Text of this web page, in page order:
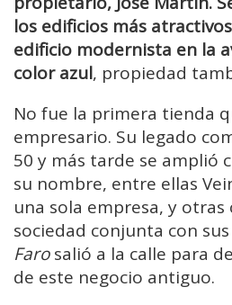
los edificios más
edificio modernista en la
color azul, propiedad
No fue la primera tienda
empresario. Su legado
50 y más tarde se amplió
su nombre, entre ellas
una sola empresa, y
sociedad conjunta con
Farosalió a la calle para
de este negocio antiguo.